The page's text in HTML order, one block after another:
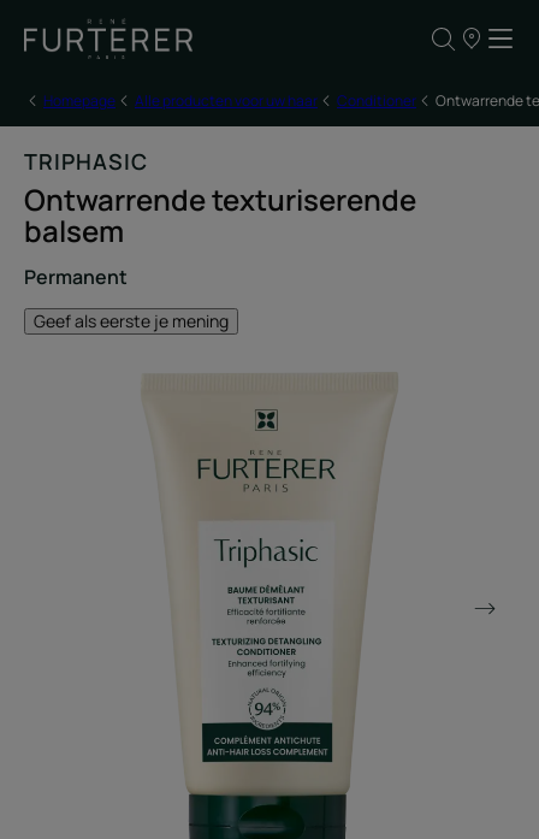
ONZE
Homepage
Alle producten voor uw haar Conditioner Ontwarrende
TRIPHASIC
Ontwarrende texturiserende
balsem
Permanent
Geef als eerste je mening